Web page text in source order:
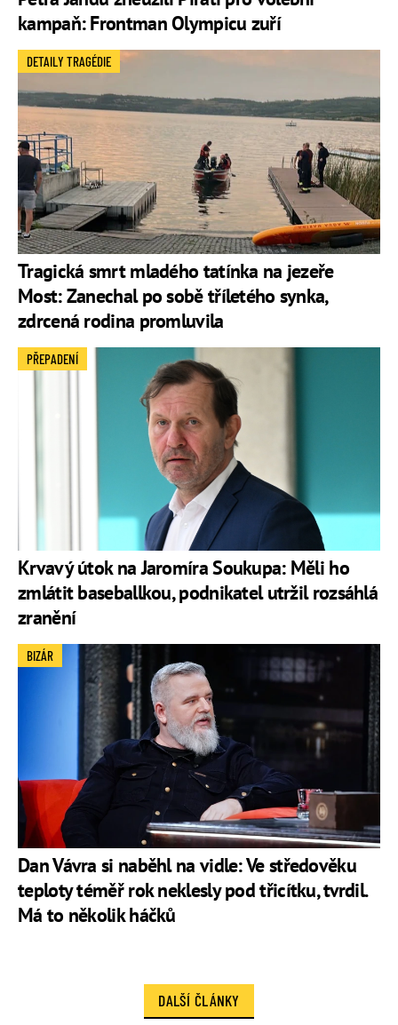
kampaň: Frontman Olympicu zuří
Tragická smrt mladého tatínka na jezeře
Most: Zanechal po sobě tříletého synka,
zdrcená rodina promluvila
DETAILY TRAGÉDIE
Krvavý útok na Jaromíra Soukupa: Měli ho
zmlátit baseballkou, podnikatel utržil rozsáhlá
zranění
PŘEPADENÍ
Dan Vávra si naběhl na vidle: Ve středověku
teploty téměř rok neklesly pod třicítku, tvrdil.
Má to několik háčků
BIZÁR
DALŠÍ ČLÁNKY